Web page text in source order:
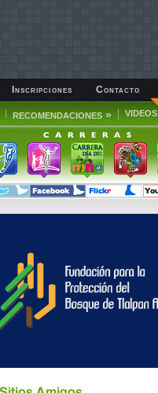
Inscripciones Contacto
RECOMENDACIONES » VIDEOS